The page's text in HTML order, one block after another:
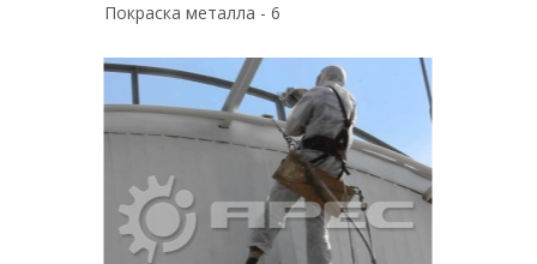
Покраска металла - 6